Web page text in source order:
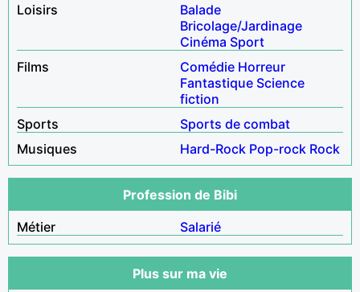
Loisirs
Balade
Bricolage/Jardinage
Cinéma Sport
Films
Comédie Horreur
Fantastique Science
fiction
Sports
Sports de combat
Musiques
Hard-Rock Pop-rock Rock
Profession de Bibi
Métier
Salarié
Plus sur ma vie